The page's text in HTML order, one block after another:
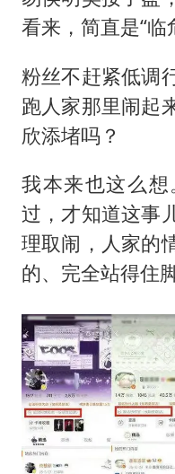
看来，简直是“临
粉丝不赶紧低调
跑人家那里闹起
欣添堵吗？
我本来也这么
过，才知道这事
理取闹，人家的
的、完全站得住脚